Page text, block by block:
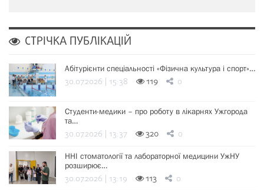
СТРІЧКА ПУБЛІКАЦІЙ
Абітурієнти спеціальності «Фізична культура і спорт»…
30.07.2026 | 15:38 119 0
Студенти-медики – про роботу в лікарнях Ужгорода
та…
30.07.2026 | 13:37 320 0
ННІ стоматології та лабораторної медицини УжНУ
розширює…
30.07.2026 | 13:19 113 0